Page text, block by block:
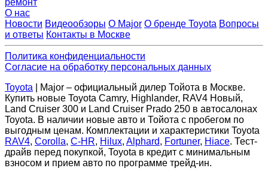
О нас
Новости Видеообзоры О Major О бренде Toyota Вопросы
и ответы Контакты в Москве
Политика конфиденциальности
Согласие на обработку персональных данных
Toyota | Major – официальный дилер Тойота в Москве.
Купить новые Toyota Camry, Highlander, RAV4 Новый,
Land Cruiser 300 и Land Cruiser Prado 250 в автосалонах
Toyota. В наличии новые авто и Тойота с пробегом по
выгодным ценам. Комплектации и характеристики Toyota
RAV4, Corolla, C-HR, Hilux, Alphard, Fortuner, Hiace. Тест-
драйв перед покупкой, Toyota в кредит с минимальным
взносом и прием авто по программе трейд-ин.